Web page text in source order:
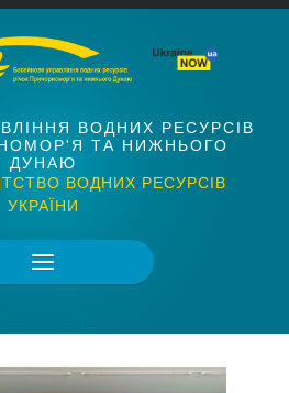
ВОДНИХ РЕСУРСІВ
ТА НИЖНЬОГО
ДУНАЮ
ВОДНИХ РЕСУРСІВ
УКРАЇНИ